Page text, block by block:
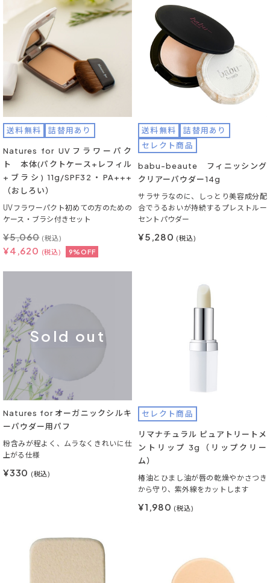
送料無料 詰替用あり
Natures for UVフラワーパク
ト 本体(パクトケース+レフィル
+ブラシ) 11g/SPF32・PA+++
（おしろい）
UVフラワーパクト初めての方のための
ケース・ブラシ付きセット
¥4,620 (税込) 9%OFF
¥5,060 (税込)
送料無料
詰替用あり
セレクト商品
babu-beaute フィニッシング
クリアーパウダー14g
サラサラなのに、しっとり美容成分配
合でうるおいが持続するプレストルー
セントパウダー
¥5,280 (税込)
Sold out
Natures for オーガニックシルキ
ーパウダー用パフ
粉含みが程よく、ムラなくきれいに仕
上がる仕様
¥330 (税込)
セレクト商品
リマナチュラル ピュアトリートメ
ントリップ 3g（リップクリー
ム）
椿油とひまし油が唇の乾燥やかさつき
から守り、紫外線をカットします
¥1,980 (税込)